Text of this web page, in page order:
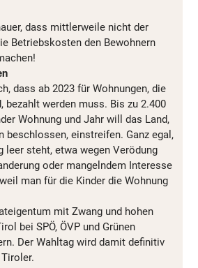
dass mittlerweile nicht der
Betriebskosten den Bewohnern
dass ab 2023 für Wohnungen, die
bezahlt werden muss. Bis zu 2.400
Wohnung und Jahr will das Land,
beschlossen, einstreifen. Ganz egal,
leer steht, etwa wegen Verödung
oder mangelndem Interesse
man für die Kinder die Wohnung
mit Zwang und hohen
bei SPÖ, ÖVP und Grünen
Der Wahltag wird damit definitiv